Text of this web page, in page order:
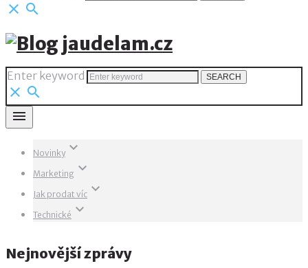
close search
Enter keyword SEARCH
close search
menu
Novinky keyboard_arrow_down
Marketing keyboard_arrow_down
Jak prodat víc keyboard_arrow_down
Technické keyboard_arrow_down
Nejnovější zprávy